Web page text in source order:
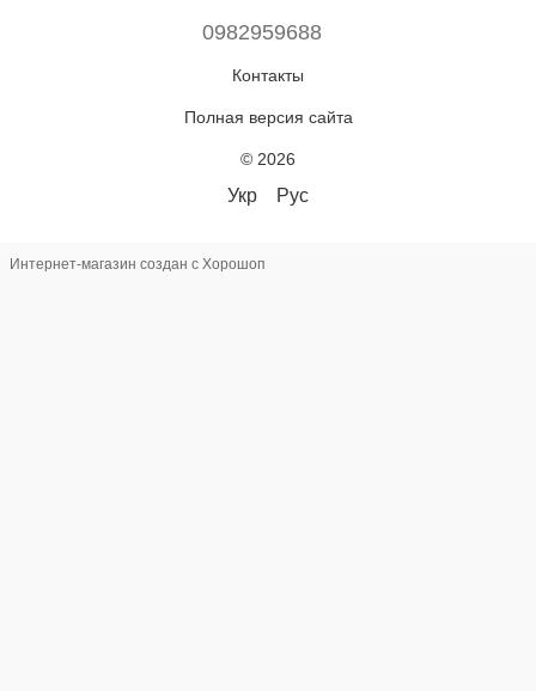
0982959688
Контакты
Полная версия сайта
© 2026
Укр Рус
Интернет-магазин создан с Хорошоп